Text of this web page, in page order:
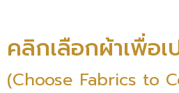
คลิกเลือกผ้าเพื่อ
(Choose Fabrics to